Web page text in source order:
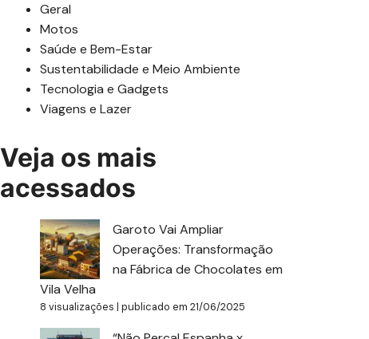
Geral
Motos
Saúde e Bem-Estar
Sustentabilidade e Meio Ambiente
Tecnologia e Gadgets
Viagens e Lazer
Veja os mais
acessados
Garoto Vai Ampliar
Operações: Transformação
na Fábrica de Chocolates em
Vila Velha
8 visualizações | publicado em 21/06/2025